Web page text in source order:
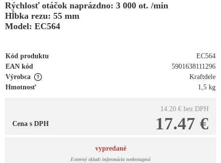
Rýchlosť otáčok naprázdno: 3 000 ot. /min
Hĺbka rezu: 55 mm
Model: EC564
Kód produktu
EC564
EAN kód
5901638111296
Výrobca
Kraftdele
Hmotnosť
1,5 kg
14.20 € bez DPH
17.47 €
Cena s DPH
vypredané
Externý sklad: informácia nedostupná